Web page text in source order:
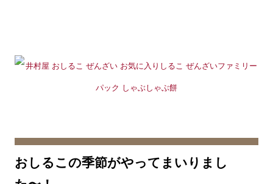
おしるこの季節がやってまいりまし